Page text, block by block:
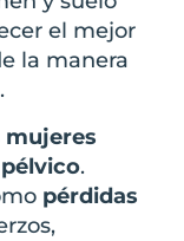
el mejor
la manera
mujeres
.
pérdidas